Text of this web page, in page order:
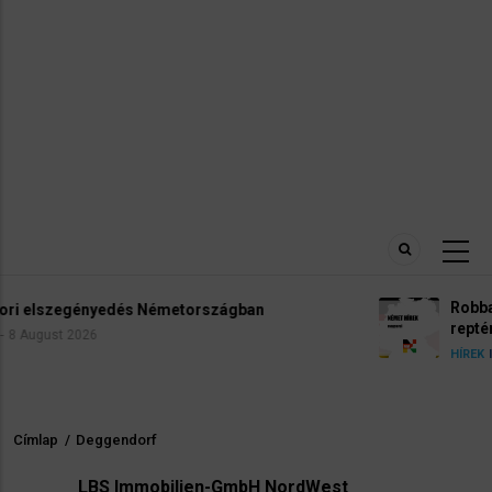
Robbanóanyaggal felszerelt drónt
Morzsa
Címlap / Deggendorf
LBS Immobilien-GmbH NordWest